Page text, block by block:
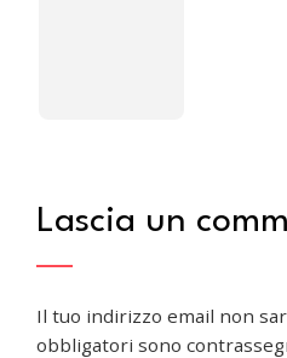
Lascia un
Il tuo indirizzo email non
obbligatori sono